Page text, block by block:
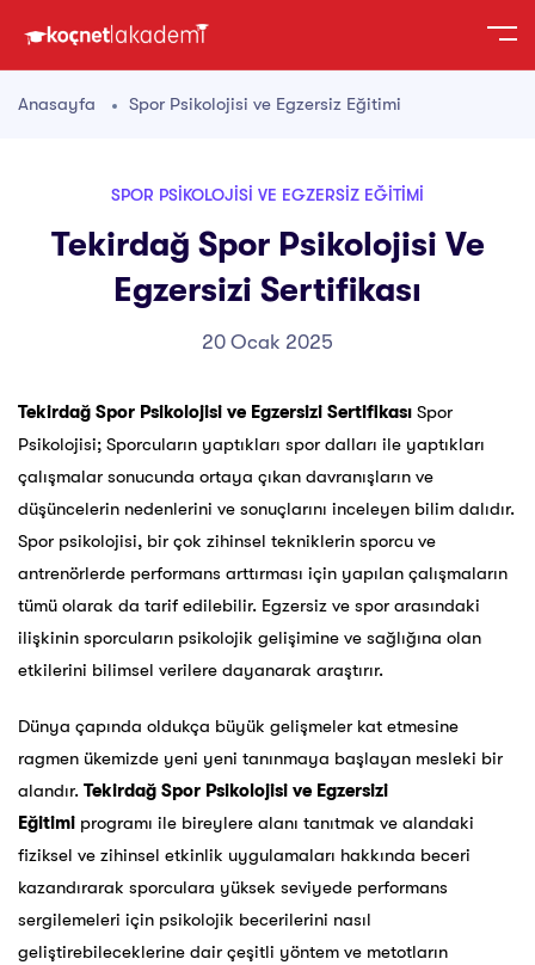
Anasayfa Spor Psikolojisi ve Egzersiz Eğitimi
SPOR PSIKOLOJISI VE EGZERSIZ EĞITIMI
Tekirdağ Spor Psikolojisi Ve
Egzersizi Sertifikası
20 Ocak 2025
Tekirdağ Spor Psikolojisi ve Egzersizi Sertifikası Spor
Psikolojisi; Sporcuların yaptıkları spor dalları ile yaptıkları
çalışmalar sonucunda ortaya çıkan davranışların ve
düşüncelerin nedenlerini ve sonuçlarını inceleyen bilim dalıdır.
Spor psikolojisi, bir çok zihinsel tekniklerin sporcu ve
antrenörlerde performans arttırması için yapılan çalışmaların
tümü olarak da tarif edilebilir. Egzersiz ve spor arasındaki
ilişkinin sporcuların psikolojik gelişimine ve sağlığına olan
etkilerini bilimsel verilere dayanarak araştırır.
Dünya çapında oldukça büyük gelişmeler kat etmesine
ragmen ükemizde yeni yeni tanınmaya başlayan mesleki bir
alandır. Tekirdağ Spor Psikolojisi ve Egzersizi
Eğitimi programı ile bireylere alanı tanıtmak ve alandaki
fiziksel ve zihinsel etkinlik uygulamaları hakkında beceri
kazandırarak sporculara yüksek seviyede performans
sergilemeleri için psikolojik becerilerini nasıl
geliştirebileceklerine dair çeşitli yöntem ve metotların